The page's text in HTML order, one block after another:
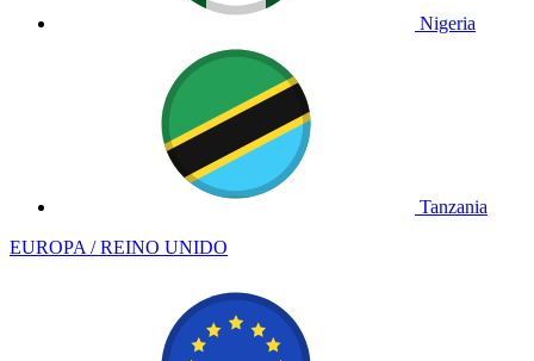
Nigeria
Tanzania
EUROPA / REINO UNIDO